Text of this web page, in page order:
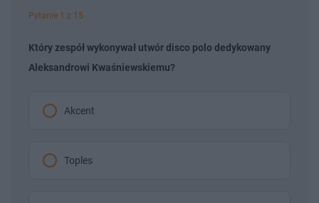
Pytanie 1 z 15
Który zespół wykonywał utwór disco polo dedykowany
Aleksandrowi Kwaśniewskiemu?
Akcent
Toples